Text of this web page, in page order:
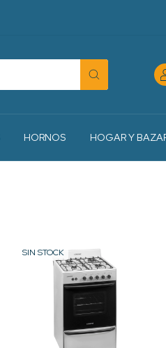
HORNOS HOGAR Y
SIN STOCK